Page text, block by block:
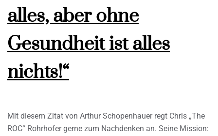
alles, aber ohne
Gesundheit ist alles
nichts!“
Mit diesem Zitat von Arthur Schopenhauer regt Chris „The
ROC“ Rohrhofer gerne zum Nachdenken an. Seine Mission: